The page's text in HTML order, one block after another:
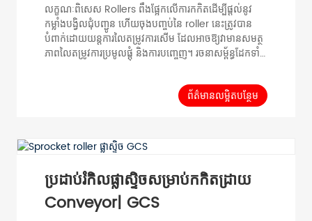
លក្ខណៈពិសេស Rollers ពឹងផ្អែកលើការកកិតដើម្បីផ្តល់នូវ
កម្លាំងបង្វិលជុំបញ្ជូន ហើយចុងបញ្ចប់នៃ roller នេះត្រូវបាន
បំពាក់ដោយយន្តការលៃតម្រូវការសើម ដែលអាចឱ្យវាមានសមត្ថ
ភាពលៃតម្រូវការប្រមូលផ្តុំ និងការបញ្ចេញ។ រចនាសម្ព័ន្ធដែកទាំង
សម្ព័ន្ធសាមញ្ញ ការដំឡើងងាយស្រួល។ ទិន្នន័យទូទៅ ការបញ្ជូន
បន្ទុក ការបញ្ជូនបន្ទុកនៃសម្ភារៈតែមួយ ល្បឿនអតិបរមា
0.5m/s ជួរសីតុណ្ហភាព -20℃ ~ 80C សម្ភារៈ Bearin...
ព័ត៌មានលម្អិតបន្ថែម
ប្រដាប់រំកិលផ្លាស្ទិចសម្រាប់កកិតដ្រាយ
Conveyor| GCS